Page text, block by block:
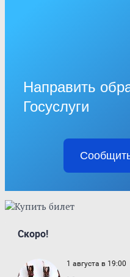
Направить
Госуслуги